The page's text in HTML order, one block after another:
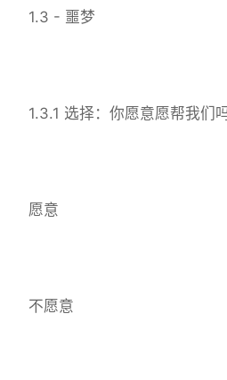
1.3 - 噩梦
1.3.1 选择：你愿意愿帮我们
愿意
不愿意